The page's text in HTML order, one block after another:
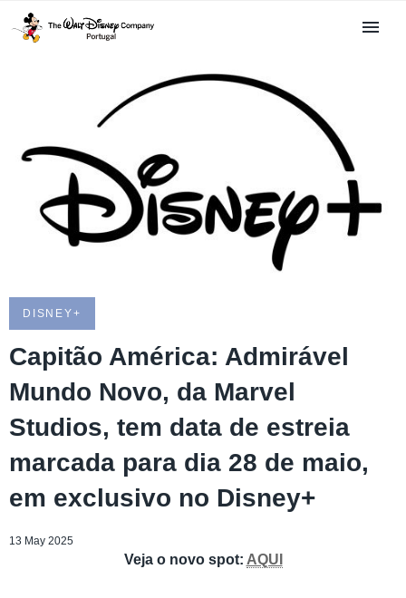
DISNEY+
Capitão América: Admirável
Mundo Novo, da Marvel
Studios, tem data de estreia
marcada para dia 28 de maio,
em exclusivo no Disney+
13 May 2025
Veja o novo spot: AQUI